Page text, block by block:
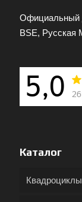
Официальный
BSE, Русская
Каталог
Квадроциклы